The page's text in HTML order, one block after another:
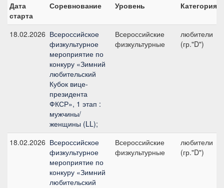
Дата
старта
Соревнование Уровень Категория
18.02.2026 Всероссийское
физкультурное
мероприятие по
конкуру «Зимний
любительский
Кубок вице-
президента
ФКСР», 1 этап :
мужчины/
женщины (LL);
Всероссийские
физкультурные
любители
(гр."D")
18.02.2026 Всероссийское
физкультурное
мероприятие по
конкуру «Зимний
любительский
Всероссийские
физкультурные
любители
(гр."D")